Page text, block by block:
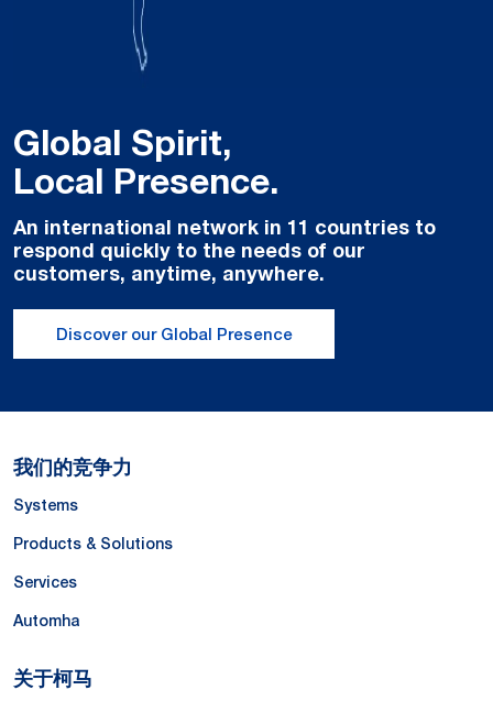
Global Spirit,
Local Presence.
An international network in 11 countries to
respond quickly to the needs of our
customers, anytime, anywhere.
Discover our Global Presence
我们的竞争力
Systems
Products & Solutions
Services
Automha
关于柯马